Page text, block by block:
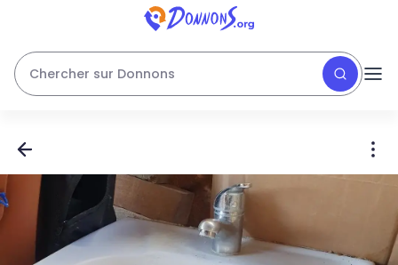
Chercher sur Donnons